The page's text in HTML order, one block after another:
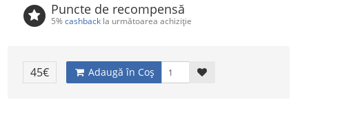
Puncte de recompensă
5%cashbackla următoarea achiziție
45€ Adaugă în Coş